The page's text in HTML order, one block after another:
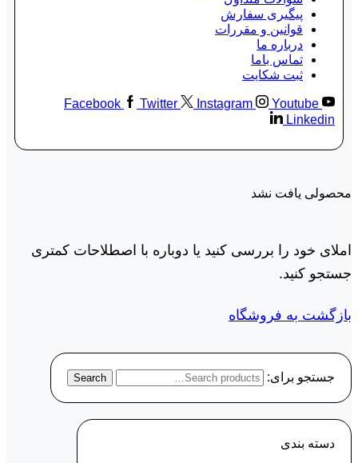
پیگیری سفارش
قوانین و مقررات
درباره ما
تماس باما
ثبت شکایت
Facebook Twitter Instagram
Youtube
Linkedin
محصولی یافت نشد
املای خود را بررسی کنید یا دوباره با اصطلاحات کمتری
جستجو کنید.
بازگشت به فروشگاه
جستجو برای: Search
دسته‌ بندی